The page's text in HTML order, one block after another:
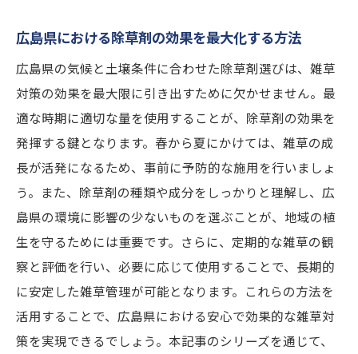
広島県での除草剤使用がもたらす地域貢献
広島県における除草剤の効果を最大化する方法
広島県の気候と土壌条件に合わせた除草剤選びは、雑草
対策の効果を最大限に引き出すために欠かせません。最
適な時期に適切な量を使用することが、除草剤の効果を
発揮する鍵となります。春から夏にかけては、雑草の成
長が活発になるため、事前に予防的な施用を行いましょ
う。また、除草剤の種類や成分をしっかりと理解し、広
島県の環境に影響の少ないものを選ぶことが、地域の植
生を守るためには重要です。さらに、定期的な雑草の観
察と評価を行い、必要に応じて使用することで、長期的
に安定した雑草管理が可能となります。これらの方法を
活用することで、広島県における安心で効果的な雑草対
策を実現できるでしょう。本記事のシリーズを通じて、